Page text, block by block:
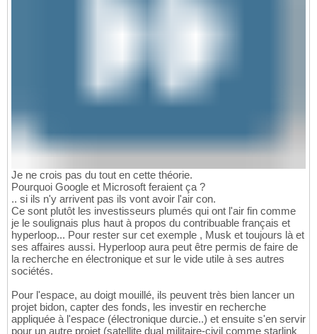
Je ne crois pas du tout en cette théorie.
Pourquoi Google et Microsoft feraient ça ?
.. si ils n'y arrivent pas ils vont avoir l'air con.
Ce sont plutôt les investisseurs plumés qui ont l'air fin comme
je le soulignais plus haut à propos du contribuable français et
hyperloop... Pour rester sur cet exemple , Musk et toujours là et
ses affaires aussi. Hyperloop aura peut être permis de faire de
la recherche en électronique et sur le vide utile à ses autres
sociétés.
Pour l'espace, au doigt mouillé, ils peuvent très bien lancer un
projet bidon, capter des fonds, les investir en recherche
appliquée à l'espace (électronique durcie..) et ensuite s'en servir
pour un autre projet (satellite dual militaire-civil comme starlink